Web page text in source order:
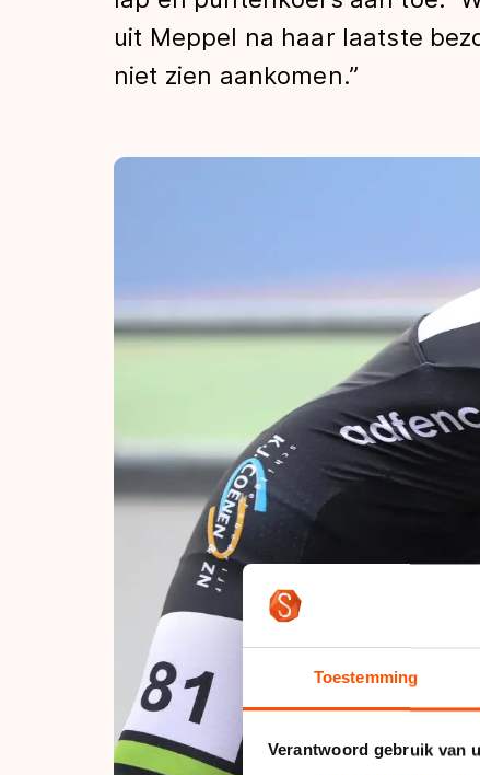
Toestemming
Verantwoord gebruik van
Olympische
uit Meppel na haar laatste
niet zien aankomen.”